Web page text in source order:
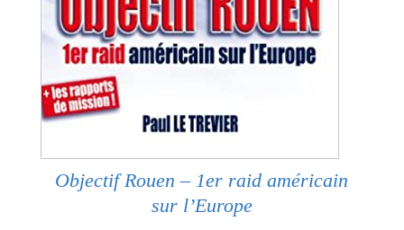
Objectif Rouen – 1er raid américain
sur l’Europe